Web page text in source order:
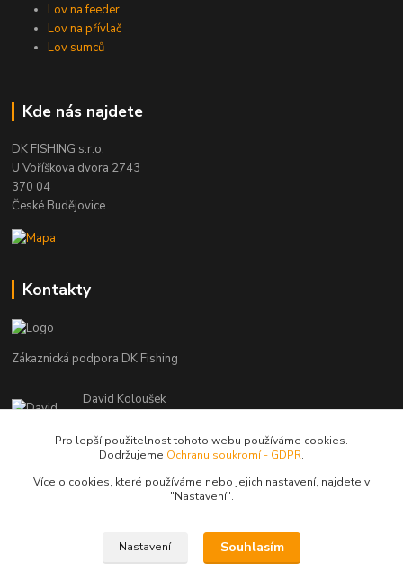
Lov na feeder
Lov na přívlač
Lov sumců
Kde nás najdete
DK FISHING s.r.o.
U Voříškova dvora 2743
370 04
České Budějovice
Kontakty
Zákaznická podpora DK Fishing
David Koloušek
(Po-Pá, 7-18 hod.)
Pro lepší použitelnost tohoto webu používáme cookies.
Dodržujeme Ochranu soukromí - GDPR.
Více o cookies, které používáme nebo jejich nastavení, najdete v
"Nastavení".
Nastavení Souhlasím